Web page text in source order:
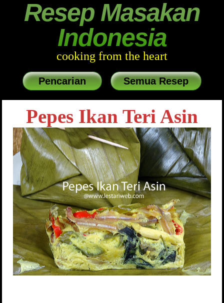
Resep Masakan
Indonesia
cooking from the heart
Pencarian Semua Resep
Pepes Ikan Teri Asin